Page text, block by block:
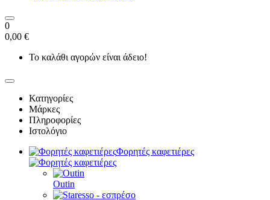
0
0,00 €
Το καλάθι αγορών είναι άδειο!
Κατηγορίες
Μάρκες
Πληροφορίες
Ιστολόγιο
Φορητές καφετιέρες
Outin